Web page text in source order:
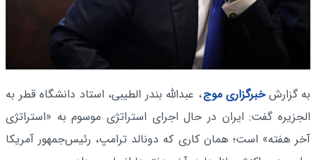
به گزارشخبرگزاری موج، عبدالله بندر الطیبی، استاد دانشگاه قطر به
الجزیره گفت: ایران در حال اجرای استراتژی موسوم به «استراتژی
آخر هفته» است؛ همان کاری که دونالد ترامپ، رئیس‌جمهور آمریکا